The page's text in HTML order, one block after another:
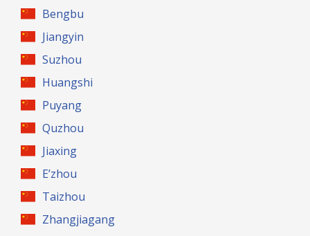
Bengbu
Jiangyin
Suzhou
Huangshi
Puyang
Quzhou
Jiaxing
E’zhou
Taizhou
Zhangjiagang